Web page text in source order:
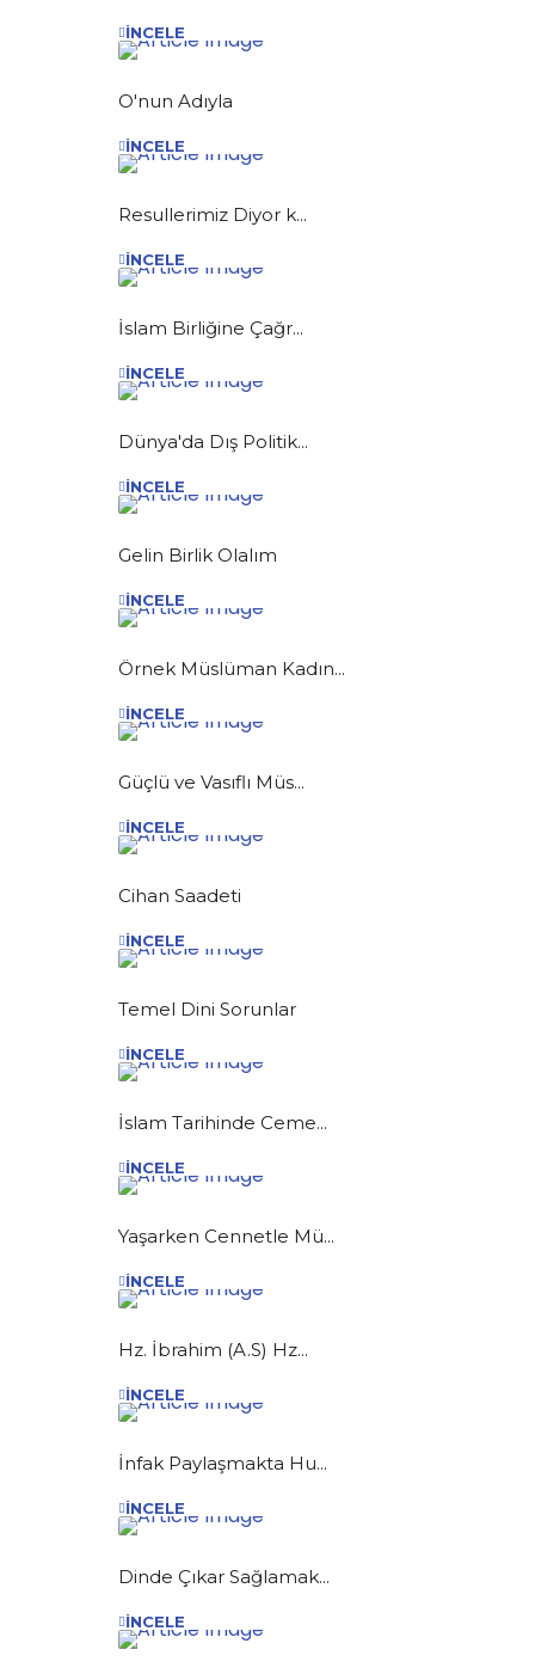
İNCELE
O'nun Adıyla
İNCELE
Resullerimiz Diyor k...
İNCELE
İslam Birliğine Çağr...
İNCELE
Dünya'da Dış Politik...
İNCELE
Gelin Birlik Olalım
İNCELE
Örnek Müslüman Kadın...
İNCELE
Güçlü ve Vasıflı Müs...
İNCELE
Cihan Saadeti
İNCELE
Temel Dini Sorunlar
İNCELE
İslam Tarihinde Ceme...
İNCELE
Yaşarken Cennetle Mü...
İNCELE
Hz. İbrahim (A.S) Hz...
İNCELE
İnfak Paylaşmakta Hu...
İNCELE
Dinde Çıkar Sağlamak...
İNCELE